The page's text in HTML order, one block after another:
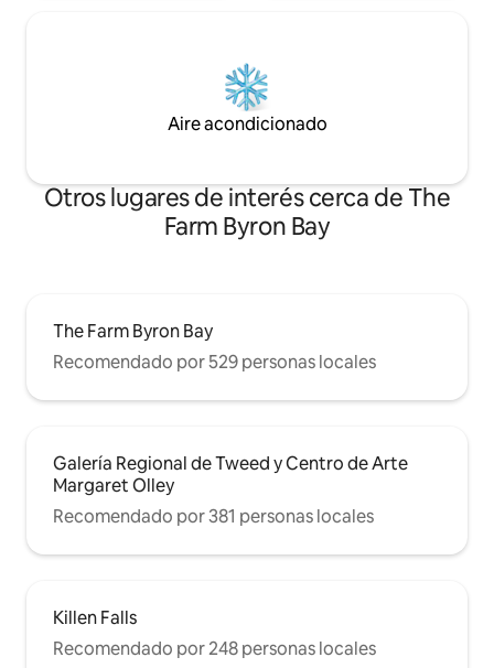
Aire acondicionado
Otros lugares de interés cerca de The
Farm Byron Bay
The Farm Byron Bay
Recomendado por 529 personas locales
Galería Regional de Tweed y Centro de Arte
Margaret Olley
Recomendado por 381 personas locales
Killen Falls
Recomendado por 248 personas locales